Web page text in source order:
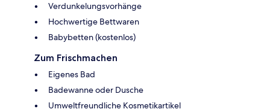
Verdunkelungsvorhänge
Hochwertige Bettwaren
Babybetten (kostenlos)
Zum Frischmachen
Eigenes Bad
Badewanne oder Dusche
Umweltfreundliche Kosmetikartikel